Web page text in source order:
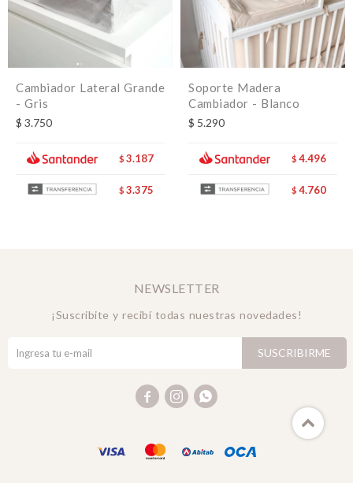
Cambiador Lateral Grande
- Gris
$ 3.750
$ 3.187
$ 3.375
Soporte Madera
Cambiador - Blanco
$ 5.290
$ 4.496
$ 4.760
NEWSLETTER
¡Suscribite y recibí todas nuestras novedades!
SUSCRIBIRME
  